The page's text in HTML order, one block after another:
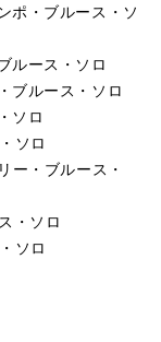
ポ・ブルース・ソ
ルース・ソロ
ブルース・ソロ
ソロ
ソロ
ー・ブルース・
・ソロ
ソロ